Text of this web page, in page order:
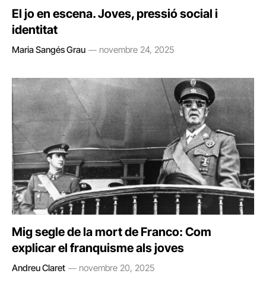
El jo en escena. Joves, pressió social i
identitat
Maria Sangés Grau novembre 24, 2025
Mig segle de la mort de Franco: Com
explicar el franquisme als joves
Andreu Claret novembre 20, 2025